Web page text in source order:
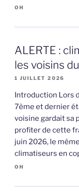
OH
ALERTE :
les voisins
1 JUILLET 2026
Introduction Lors
7ème et dernier
voisine gardait sa
profiter de cette
juin 2026, le
climatiseurs en
OH